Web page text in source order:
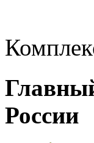
России